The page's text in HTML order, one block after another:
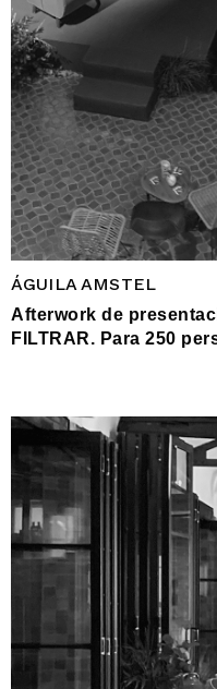
ÁGUILA AMSTEL
Afterwork de
FILTRAR. Para 250